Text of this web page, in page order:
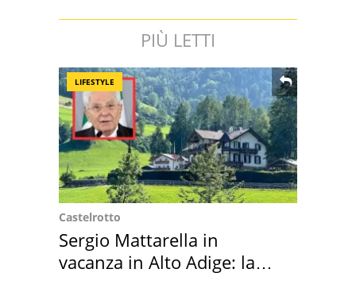
PIÙ LETTI
LIFESTYLE
Castelrotto
Sergio Mattarella in
vacanza in Alto Adige: la